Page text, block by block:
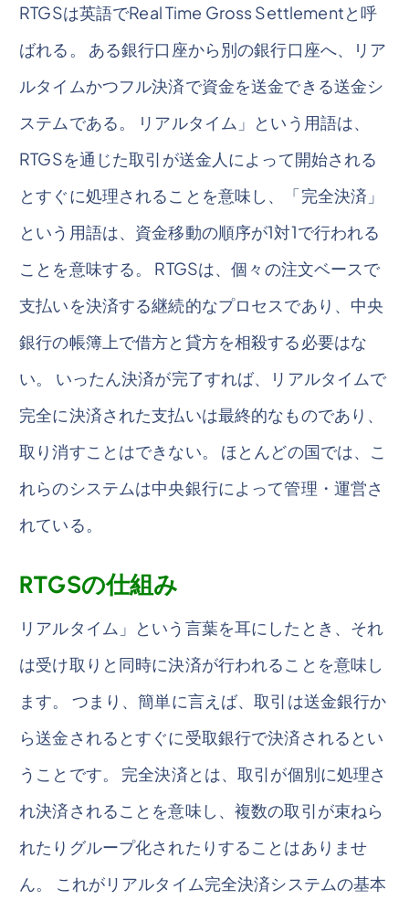
RTGSは英語でReal Time Gross Settlementと呼
ばれる。 ある銀行口座から別の銀行口座へ、リア
ルタイムかつフル決済で資金を送金できる送金シ
ステムである。 リアルタイム」という用語は、
RTGSを通じた取引が送金人によって開始される
とすぐに処理されることを意味し、「完全決済」
という用語は、資金移動の順序が1対1で行われる
ことを意味する。 RTGSは、個々の注文ベースで
支払いを決済する継続的なプロセスであり、中央
銀行の帳簿上で借方と貸方を相殺する必要はな
い。 いったん決済が完了すれば、リアルタイムで
完全に決済された支払いは最終的なものであり、
取り消すことはできない。 ほとんどの国では、こ
れらのシステムは中央銀行によって管理・運営さ
れている。
RTGSの仕組み
リアルタイム」という言葉を耳にしたとき、それ
は受け取りと同時に決済が行われることを意味し
ます。 つまり、簡単に言えば、取引は送金銀行か
ら送金されるとすぐに受取銀行で決済されるとい
うことです。 完全決済とは、取引が個別に処理さ
れ決済されることを意味し、複数の取引が束ねら
れたりグループ化されたりすることはありませ
ん。 これがリアルタイム完全決済システムの基本